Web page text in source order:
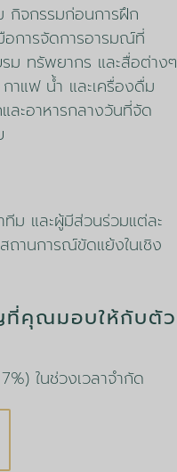
กิจกรรมก่อนการฝึก
อการจัดการอารมณ์ที่
ม ทรัพยากร และสื่อต่างๆ
าแฟ น้ำ และเครื่องดื่ม
ะอาหารกลางวันที่จัด
ม และผู้มีส่วนร่วมแต่ละ
านการณ์ขัดแย้งในเชิง
ที่คุณมอบให้กับตัว
ในช่วงเวลาจำกัด